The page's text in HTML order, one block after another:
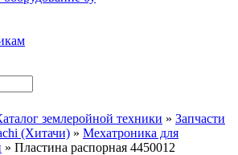
землеройной техники » Запчасти
(Хитачи) » Мехатроника для
» Пластина распорная 4450012